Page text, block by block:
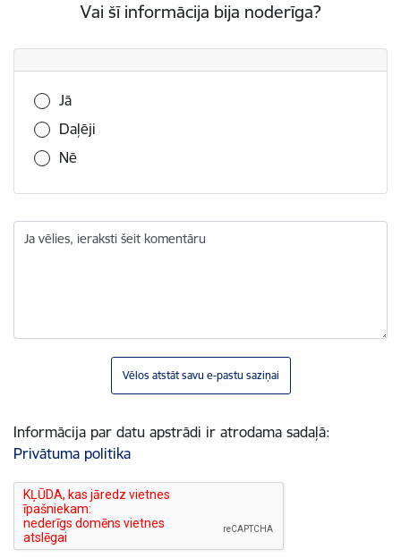
Vai šī informācija bija noderīga?
Vai šī informācija bija noderīga?
Jā
Daļēji
Nē
Ja vēlies, ieraksti šeit komentāru
Vēlos atstāt savu e-pastu saziņai
Informācija par datu apstrādi ir atrodama sadaļā:
Privātuma politika